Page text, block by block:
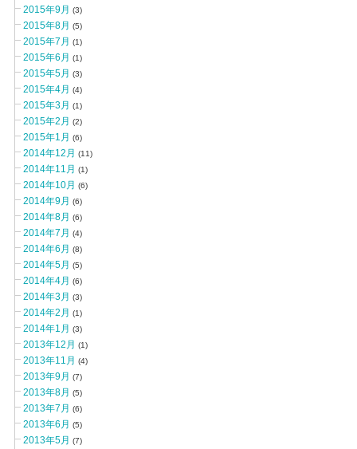
2015年9月 (3)
2015年8月 (5)
2015年7月 (1)
2015年6月 (1)
2015年5月 (3)
2015年4月 (4)
2015年3月 (1)
2015年2月 (2)
2015年1月 (6)
2014年12月 (11)
2014年11月 (1)
2014年10月 (6)
2014年9月 (6)
2014年8月 (6)
2014年7月 (4)
2014年6月 (8)
2014年5月 (5)
2014年4月 (6)
2014年3月 (3)
2014年2月 (1)
2014年1月 (3)
2013年12月 (1)
2013年11月 (4)
2013年9月 (7)
2013年8月 (5)
2013年7月 (6)
2013年6月 (5)
2013年5月 (7)